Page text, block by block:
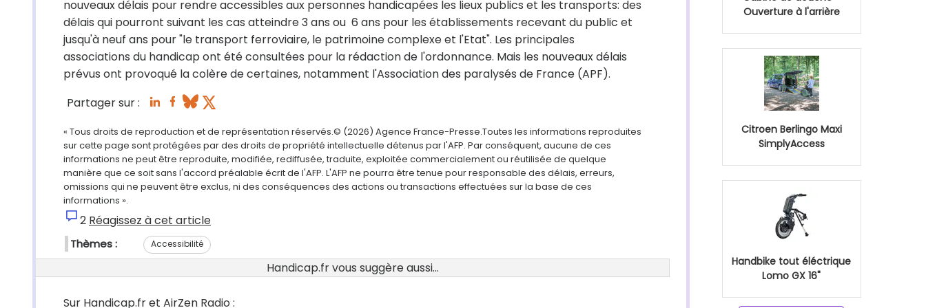
nouveaux délais pour rendre accessibles aux personnes handicapées les lieux publics et les transports: des
délais qui pourront suivant les cas atteindre 3 ans ou 6 ans pour les établissements recevant du public et
jusqu'à neuf ans pour "le transport ferroviaire, le patrimoine complexe et l'Etat". Les principales
associations du handicap ont été consultées pour la rédaction de l'ordonnance. Mais les nouveaux délais
prévus ont provoqué la colère de certaines, notamment l'Association des paralysés de France (APF).
Partager sur :
« Tous droits de reproduction et de représentation réservés.© (2026) Agence France-Presse.Toutes les informations reproduites
sur cette page sont protégées par des droits de propriété intellectuelle détenus par l'AFP. Par conséquent, aucune de ces
informations ne peut être reproduite, modifiée, rediffusée, traduite, exploitée commercialement ou réutilisée de quelque
manière que ce soit sans l'accord préalable écrit de l'AFP. L'AFP ne pourra être tenue pour responsable des délais, erreurs,
omissions qui ne peuvent être exclus, ni des conséquences des actions ou transactions effectuées sur la base de ces
informations ».
2 Réagissez à cet article
Thèmes : Accessibilité
Handicap.fr vous suggère aussi...
Sur Handicap.fr et AirZen Radio :
Ouverture à l'arrière
Citroen Berlingo Maxi
SimplyAccess
Handbike tout éléctrique
Lomo GX 16"